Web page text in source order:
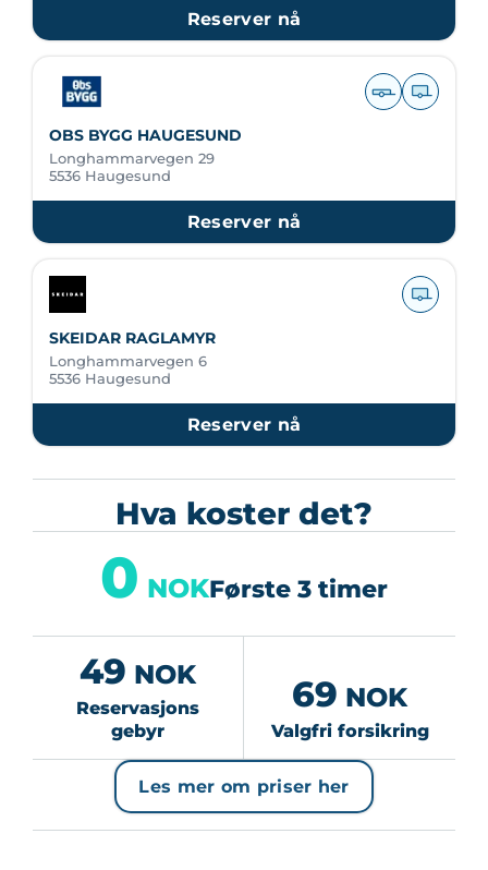
Reserver nå
OBS BYGG HAUGESUND
Longhammarvegen 29
5536 Haugesund
Reserver nå
SKEIDAR RAGLAMYR
Longhammarvegen 6
5536 Haugesund
Reserver nå
Hva koster det?
49 NOK
Reservasjons
gebyr
0 NOKFørste 3 timer
69 NOK
Valgfri forsikring
Les mer om priser her